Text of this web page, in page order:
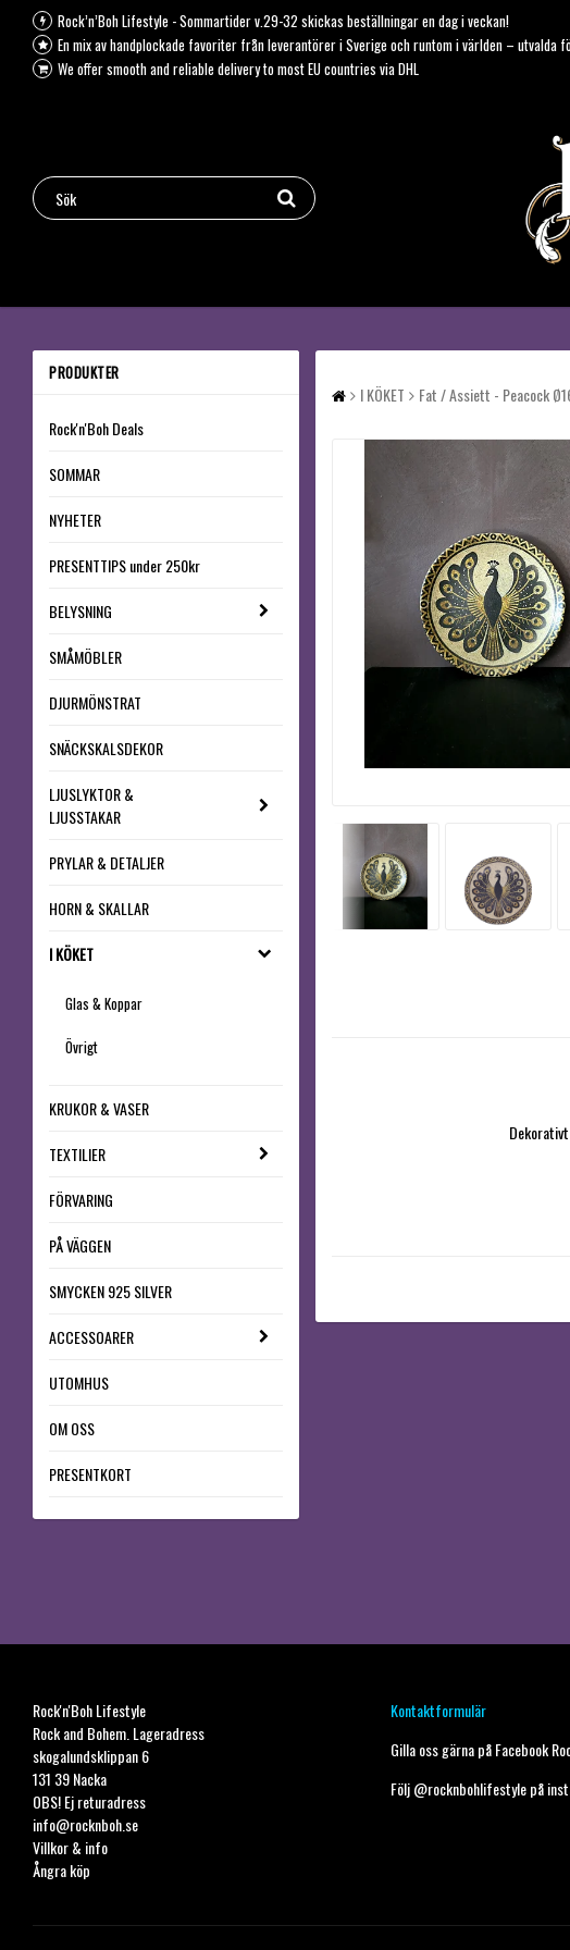
Rock’n’Boh Lifestyle - Sommartider v.29-32 skickas beställningar en dag i veckan!
En mix av handplockade favoriter från leverantörer i Sverige och runtom i världen –
We offer smooth and reliable delivery to most EU countries via DHL
PRODUKTER
Rock'n'Boh Deals
SOMMAR
NYHETER
PRESENTTIPS under 250kr
BELYSNING
SMÅMÖBLER
DJURMÖNSTRAT
SNÄCKSKALSDEKOR
LJUSLYKTOR &
LJUSSTAKAR
PRYLAR & DETALJER
HORN & SKALLAR
I KÖKET
Glas & Koppar
Övrigt
KRUKOR & VASER
TEXTILIER
FÖRVARING
PÅ VÄGGEN
SMYCKEN 925 SILVER
ACCESSOARER
UTOMHUS
OM OSS
PRESENTKORT
I KÖKET Fat / Assiett - Peacock
Rock'n'Boh Lifestyle
Rock and Bohem. Lageradress
skogalundsklippan 6
131 39 Nacka
OBS! Ej returadress
info@rocknboh.se
Villkor & info
Ångra köp
Kontaktformulär
Gilla oss gärna påFacebook
Följ@rocknbohlifestylepå